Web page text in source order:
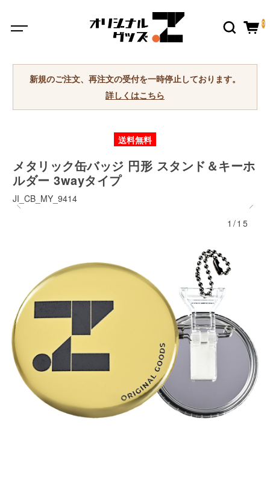
0
新規のご注文、再注文の受付を一時停止しております。
詳しくはこちら
送料無料
メタリック缶バッジ 円形 スタンド＆キーホ
ルダー 3wayタイプ
JI_CB_MY_9414
1/15